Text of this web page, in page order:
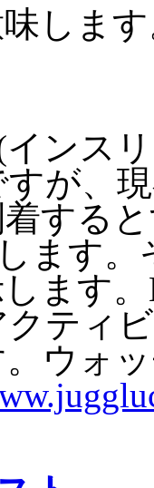
しま
インス
が、
する
ます
ます
ティ
。ウォ